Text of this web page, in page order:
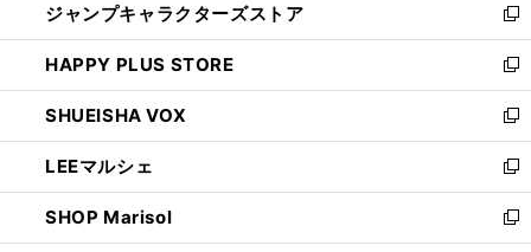
く
ィ
ン
ド
ウ
で
開
く
い
ウ
ィ
ン
ド
ウ
で
開
く
ジャンプキャラクターズストア
新
し
い
ウ
ィ
ン
ド
ウ
で
開
HAPPY PLUS STORE
新
し
い
ウ
ィ
ン
ド
ウ
SHUEISHA VOX
新
し
い
ウ
ィ
ン
LEEマルシェ
新
し
い
ウ
SHOP Marisol
新
し